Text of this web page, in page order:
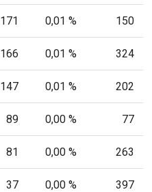
171 0,01 % 150
166 0,01 % 324
147 0,01 % 202
89 0,00 % 77
81 0,00 % 263
37 0,00 % 397